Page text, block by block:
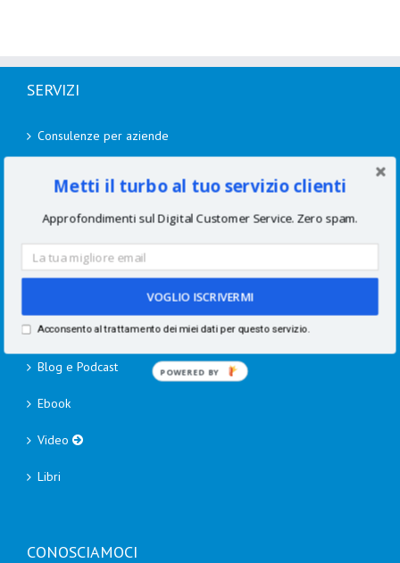
SERVIZI
Consulenze per aziende
Academy
RISORSE
Blog e Podcast
Ebook
Video
Libri
CONOSCIAMOCI
Metti il turbo al tuo servizio clienti
Approfondimenti sul Digital Customer Service. Zero spam.
VOGLIO ISCRIVERMI
Acconsento al trattamento dei miei dati per questo servizio.
POWERED